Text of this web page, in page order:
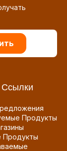
Продукты
Продукты